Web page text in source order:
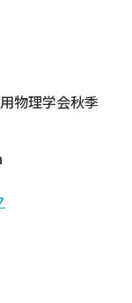
物理学会秋季